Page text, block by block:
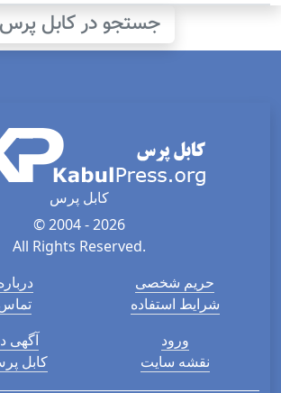
جستجو در کابل پرس
کابل پرس
© 2004 - 2026
All Rights Reserved.
حریم شخصی
شرایط استفاده
آگهی
کابل
ورود
نقشه سایت